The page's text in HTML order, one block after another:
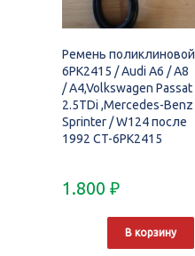
Ремень поликлиновой
6PK2415 / Audi A6 / A8
/ A4,Volkswagen Passat
2.5TDi ,Mercedes-Benz
Sprinter / W124 после
1992 CT-6PK2415
1.800 ₽
В корзину